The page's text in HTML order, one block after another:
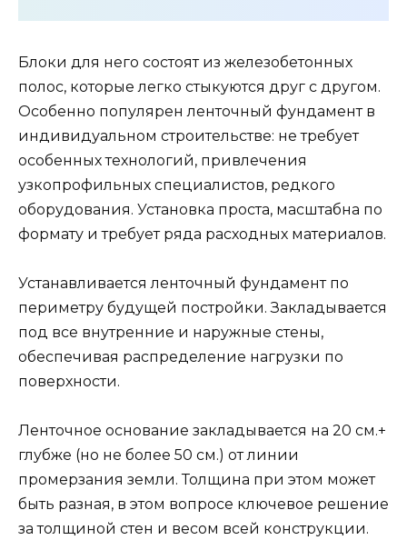
Блоки для него состоят из железобетонных
полос, которые легко стыкуются друг с другом.
Особенно популярен ленточный фундамент в
индивидуальном строительстве: не требует
особенных технологий, привлечения
узкопрофильных специалистов, редкого
оборудования. Установка проста, масштабна по
формату и требует ряда расходных материалов.
Устанавливается ленточный фундамент по
периметру будущей постройки. Закладывается
под все внутренние и наружные стены,
обеспечивая распределение нагрузки по
поверхности.
Ленточное основание закладывается на 20 см.+
глубже (но не более 50 см.) от линии
промерзания земли. Толщина при этом может
быть разная, в этом вопросе ключевое решение
за толщиной стен и весом всей конструкции.